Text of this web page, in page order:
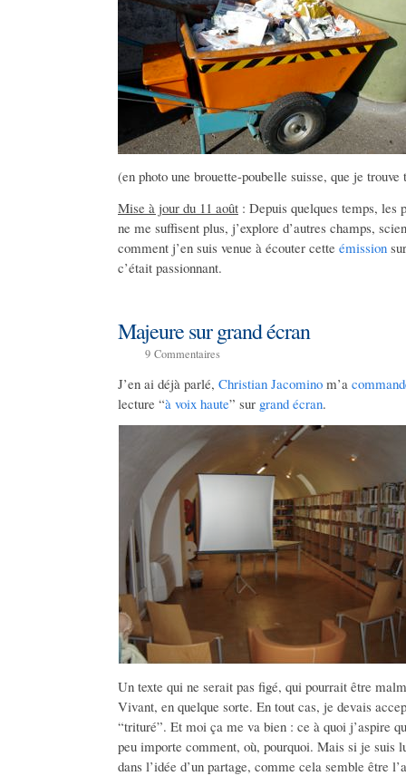
(en photo une brouette-poubelle suisse, que je
Mise à jour du 11 août : Depuis quelques temps, les
ne me suffisent plus, j’explore d’autres champs,
comment j’en suis venue à écouter cette émission
c’était passionnant.
Majeure sur grand écran
9 Commentaires
J’en ai déjà parlé, Christian Jacomino m’a
lecture “à voix haute” sur grand écran.
Un texte qui ne serait pas figé, qui pourrait être
Vivant, en quelque sorte. En tout cas, je devais
“trituré”. Et moi ça me va bien : ce à quoi j’aspire
peu importe comment, où, pourquoi. Mais si je suis
dans l’idée d’un partage, comme cela semble être